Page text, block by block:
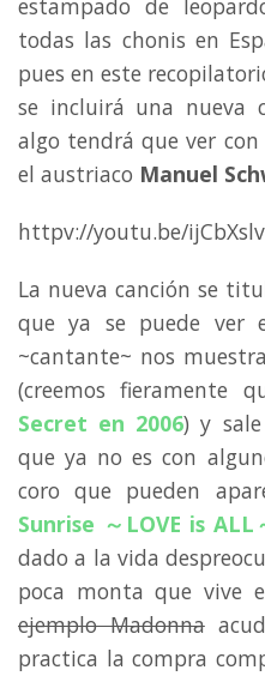
estampado de
todas las chonis en
pues en este
se incluirá una nueva
algo tendrá que ver con
el austriaco Manuel
httpv://youtu.be/
La nueva canción se
que ya se puede ver
~cantante~ nos
(creemos fieramente
Secret en 2006) y
que ya no es con
coro que pueden
Sunrise ～LOVE is ALL
dado a la vida
poca monta que vive
ejemplo Madonna
practica la compra